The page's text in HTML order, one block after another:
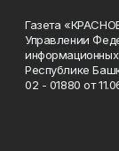
Газета
Управлении
Республике
02 - 01880 от